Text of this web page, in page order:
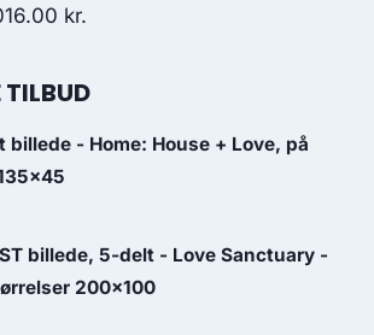
kr.
billede - Home: House + Love, på
billede, 5-delt - Love Sanctuary -
200x100